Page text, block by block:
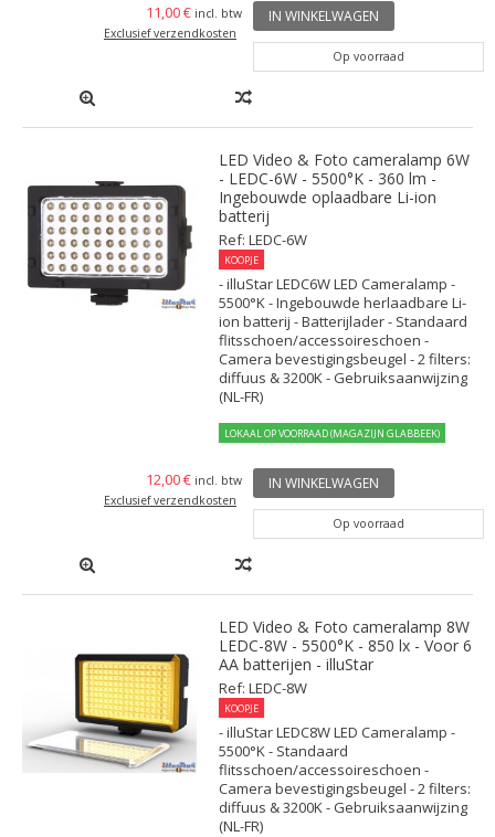
11,00 € incl. btw
Exclusief verzendkosten
IN WINKELWAGEN
Op voorraad
LED Video & Foto cameralamp 6W
- LEDC-6W - 5500°K - 360 lm -
Ingebouwde oplaadbare Li-ion
batterij
Ref: LEDC-6W
KOOPJE
- illuStar LEDC6W LED Cameralamp -
5500°K - Ingebouwde herlaadbare Li-
ion batterij - Batterijlader - Standaard
flitsschoen/accessoireschoen -
Camera bevestigingsbeugel - 2 filters:
diffuus & 3200K - Gebruiksaanwijzing
(NL-FR)
LOKAAL OP VOORRAAD (MAGAZIJN GLABBEEK)
12,00 € incl. btw
Exclusief verzendkosten
IN WINKELWAGEN
Op voorraad
LED Video & Foto cameralamp 8W
LEDC-8W - 5500°K - 850 lx - Voor 6
AA batterijen - illuStar
Ref: LEDC-8W
KOOPJE
- illuStar LEDC8W LED Cameralamp -
5500°K - Standaard
flitsschoen/accessoireschoen -
Camera bevestigingsbeugel - 2 filters:
diffuus & 3200K - Gebruiksaanwijzing
(NL-FR)